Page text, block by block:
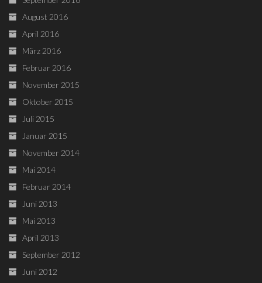
August 2016
April 2016
März 2016
Februar 2016
November 2015
Oktober 2015
Juli 2015
Januar 2015
November 2014
Mai 2014
Februar 2014
Juni 2013
Mai 2013
April 2013
September 2012
Juni 2012